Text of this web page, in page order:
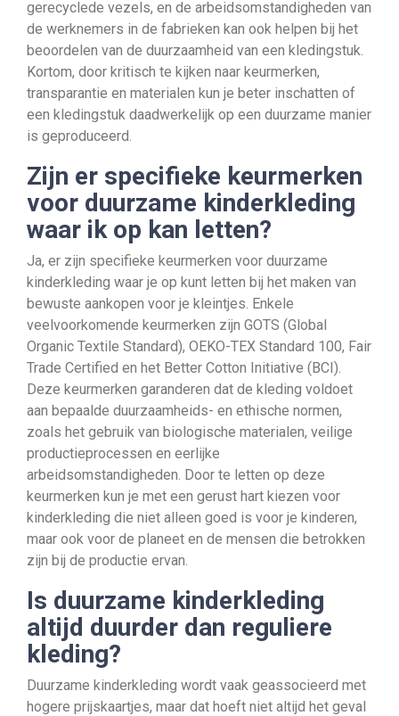
gerecyclede vezels, en de arbeidsomstandigheden van
de werknemers in de fabrieken kan ook helpen bij het
beoordelen van de duurzaamheid van een kledingstuk.
Kortom, door kritisch te kijken naar keurmerken,
transparantie en materialen kun je beter inschatten of
een kledingstuk daadwerkelijk op een duurzame manier
is geproduceerd.
Zijn er specifieke keurmerken
voor duurzame kinderkleding
waar ik op kan letten?
Ja, er zijn specifieke keurmerken voor duurzame
kinderkleding waar je op kunt letten bij het maken van
bewuste aankopen voor je kleintjes. Enkele
veelvoorkomende keurmerken zijn GOTS (Global
Organic Textile Standard), OEKO-TEX Standard 100, Fair
Trade Certified en het Better Cotton Initiative (BCI).
Deze keurmerken garanderen dat de kleding voldoet
aan bepaalde duurzaamheids- en ethische normen,
zoals het gebruik van biologische materialen, veilige
productieprocessen en eerlijke
arbeidsomstandigheden. Door te letten op deze
keurmerken kun je met een gerust hart kiezen voor
kinderkleding die niet alleen goed is voor je kinderen,
maar ook voor de planeet en de mensen die betrokken
zijn bij de productie ervan.
Is duurzame kinderkleding
altijd duurder dan reguliere
kleding?
Duurzame kinderkleding wordt vaak geassocieerd met
hogere prijskaartjes, maar dat hoeft niet altijd het geval